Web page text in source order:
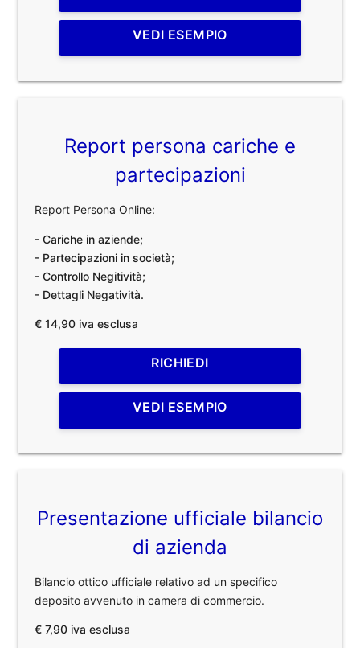
VEDI ESEMPIO
Report persona cariche e
partecipazioni
Report Persona Online:
- Cariche in aziende;
- Partecipazioni in società;
- Controllo Negitività;
- Dettagli Negatività.
€ 14,90 iva esclusa
RICHIEDI
VEDI ESEMPIO
Presentazione ufficiale bilancio
di azienda
Bilancio ottico ufficiale relativo ad un specifico
deposito avvenuto in camera di commercio.
€ 7,90 iva esclusa